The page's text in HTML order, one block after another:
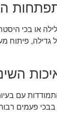
או בכי
פיתוח
עם
פעמים